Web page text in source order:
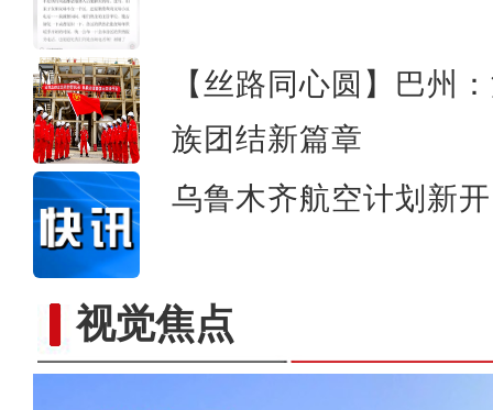
【丝路同心圆】巴州
族团结新篇章
乌鲁木齐航空计划新
视觉焦点国家二级保护动物盘羊现